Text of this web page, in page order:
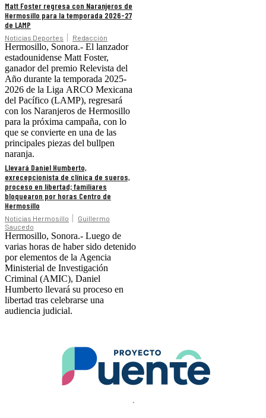
Matt Foster regresa con Naranjeros de
Hermosillo para la temporada 2026-27
de LAMP
Noticias Deportes Redacción
Hermosillo, Sonora.- El lanzador
estadounidense Matt Foster,
ganador del premio Relevista del
Año durante la temporada 2025-
2026 de la Liga ARCO Mexicana
del Pacífico (LAMP), regresará
con los Naranjeros de Hermosillo
para la próxima campaña, con lo
que se convierte en una de las
principales piezas del bullpen
naranja.
Llevará Daniel Humberto,
exrecepcionista de clínica de sueros,
proceso en libertad; familiares
bloquearon por horas Centro de
Hermosillo
Noticias Hermosillo
Guillermo
Saucedo
Hermosillo, Sonora.- Luego de
varias horas de haber sido detenido
por elementos de la Agencia
Ministerial de Investigación
Criminal (AMIC), Daniel
Humberto llevará su proceso en
libertad tras celebrarse una
audiencia judicial.
.